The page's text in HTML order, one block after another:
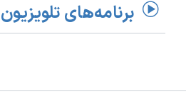
برنامه‌های تلویزیون